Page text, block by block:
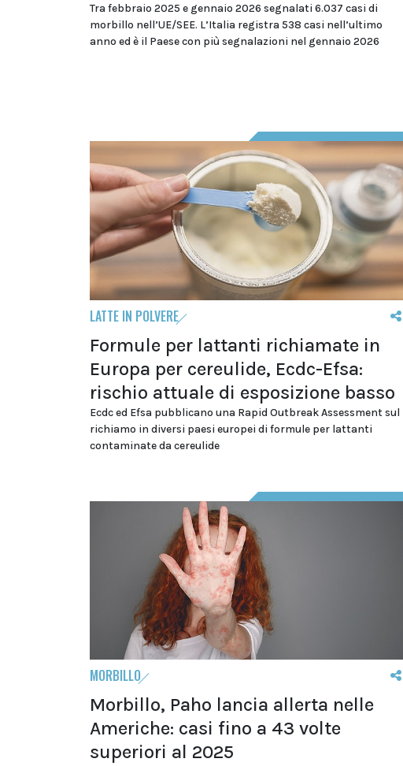
Tra febbraio 2025 e gennaio 2026 segnalati 6.037 casi di
morbillo nell’UE/SEE. L’Italia registra 538 casi nell’ultimo
anno ed è il Paese con più segnalazioni nel gennaio 2026
LATTE IN POLVERE
Formule per lattanti richiamate in
Europa per cereulide, Ecdc-Efsa:
rischio attuale di esposizione basso
Ecdc ed Efsa pubblicano una Rapid Outbreak Assessment sul
richiamo in diversi paesi europei di formule per lattanti
contaminate da cereulide
MORBILLO
Morbillo, Paho lancia allerta nelle
Americhe: casi fino a 43 volte
superiori al 2025